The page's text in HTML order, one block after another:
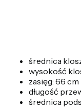
średnica
wysokość
zasięg: 66 cm
długość
średnica